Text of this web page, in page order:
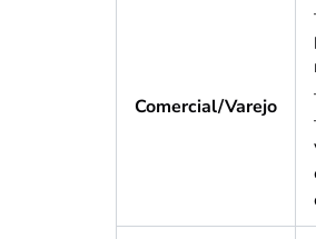
Comercial/Varejo